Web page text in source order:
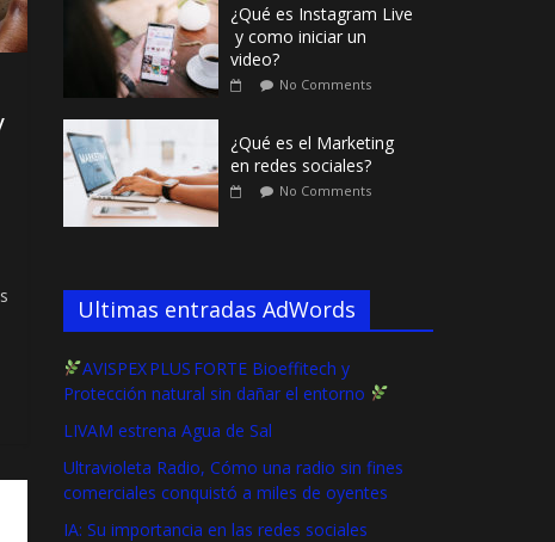
¿Qué es Instagram Live
y como iniciar un
video?
No Comments
¿Qué es el Marketing
en redes sociales?
No Comments
Ultimas entradas AdWords
AVISPEX PLUS FORTE Bioeffitech y
Protección natural sin dañar el entorno
LIVAM estrena Agua de Sal
Ultravioleta Radio, Cómo una radio sin fines
comerciales conquistó a miles de oyentes
IA: Su importancia en las redes sociales